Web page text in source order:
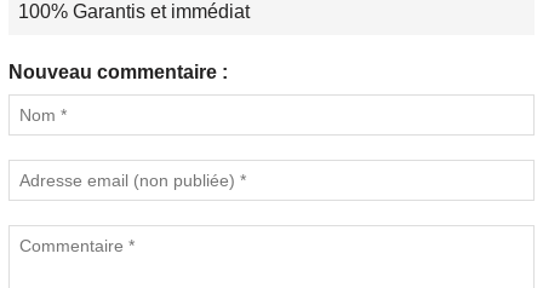
100% Garantis et immédiat
Nouveau commentaire :